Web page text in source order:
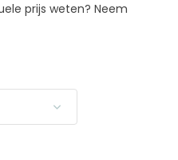
prijs weten? Neem